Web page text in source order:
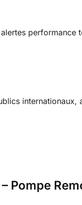
performance
internationaux,
Pompe